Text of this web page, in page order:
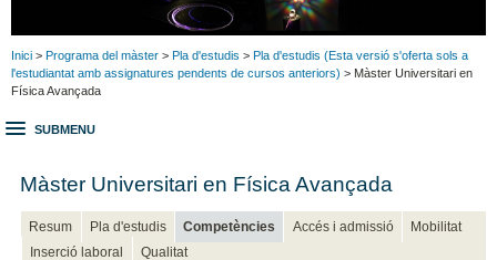
Inici > Programa del màster > Pla d'estudis > Pla d'estudis (Esta versió s'oferta sols a
l'estudiantat amb assignatures pendents de cursos anteriors) > Màster Universitari en
Física Avançada
SUBMENU
Màster Universitari en Física Avançada
Resum Pla d'estudis Competències Accés i admissió
Mobilitat
Inserció laboral
Qualitat